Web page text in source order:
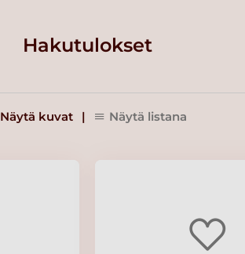
Hakutulokset
Näytä kuvat | Näytä listana